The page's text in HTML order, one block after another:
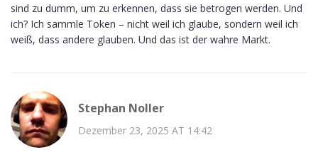
sind zu dumm, um zu erkennen, dass sie betrogen werden. Und
ich? Ich sammle Token – nicht weil ich glaube, sondern weil ich
weiß, dass andere glauben. Und das ist der wahre Markt.
Stephan Noller
Dezember 23, 2025 AT 14:42